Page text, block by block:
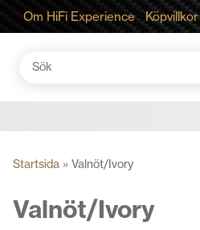
Om HiFi Experience Köpvillkor
Sök
Startsida » Valnöt/Ivory
Valnöt/Ivory